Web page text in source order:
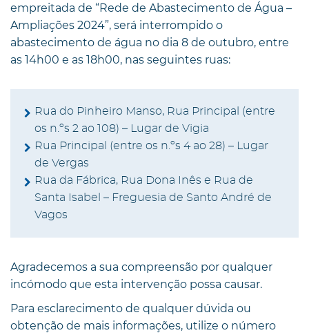
empreitada de “Rede de Abastecimento de Água –
Ampliações 2024”, será interrompido o
abastecimento de água no dia 8 de outubro, entre
as 14h00 e as 18h00, nas seguintes ruas:
Rua do Pinheiro Manso, Rua Principal (entre
os n.ºs 2 ao 108) – Lugar de Vigia
Rua Principal (entre os n.ºs 4 ao 28) – Lugar
de Vergas
Rua da Fábrica, Rua Dona Inês e Rua de
Santa Isabel – Freguesia de Santo André de
Vagos
Agradecemos a sua compreensão por qualquer
incómodo que esta intervenção possa causar.
Para esclarecimento de qualquer dúvida ou
obtenção de mais informações, utilize o número